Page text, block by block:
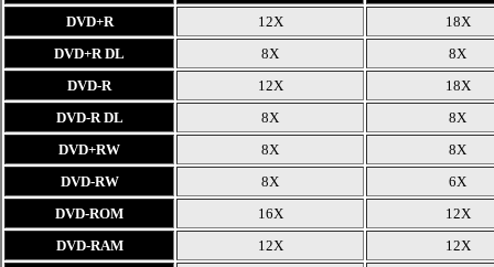
DVD+R
12X
18X
DVD+R DL
8X
8X
DVD-R
12X
18X
DVD-R DL
8X
8X
DVD+RW
8X
8X
DVD-RW
8X
6X
DVD-ROM
16X
12X
DVD-RAM
12X
12X